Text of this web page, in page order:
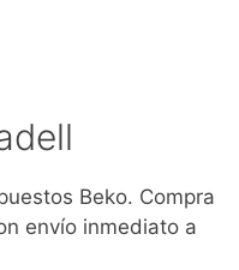
Beko. Compra
envío inmediato a